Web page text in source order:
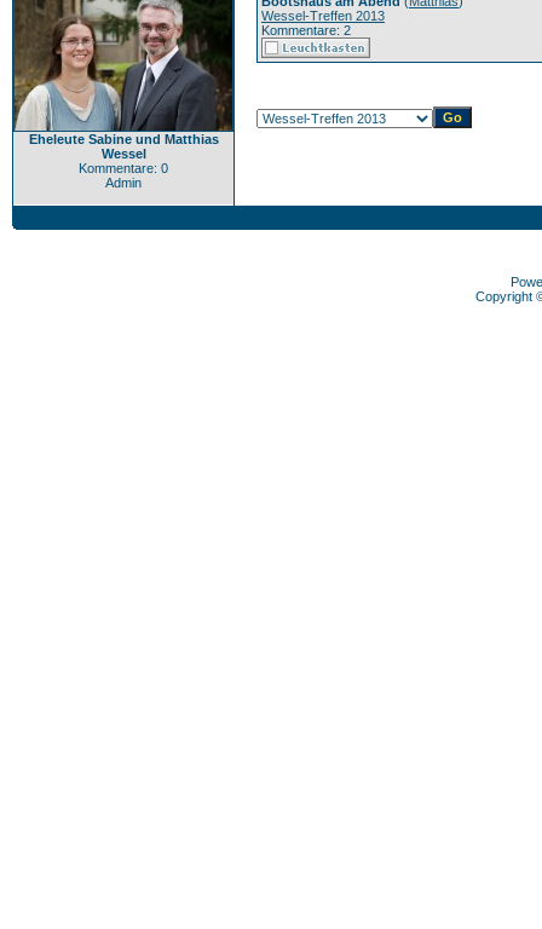
Eheleute Sabine und Matthias
Wessel
Kommentare: 0
Admin
Wessel-Treffen 2013
Kommentare: 2
Copyright